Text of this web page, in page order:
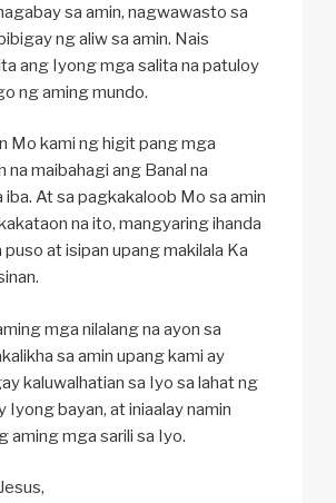
sa amin, nagwawasto sa
ng aliw sa amin. Nais
ang Iyong mga salita na patuloy
ng aming mundo.
Mo kami ng higit pang mga
na maibahagi ang Banal na
iba. At sa pagkakaloob Mo sa amin
na ito, mangyaring ihanda
at isipan upang makilala Ka
mga nilalang na ayon sa
sa amin upang kami ay
kaluwalhatian sa Iyo sa lahat ng
Iyong bayan, at iniaalay namin
aming mga sarili sa Iyo.